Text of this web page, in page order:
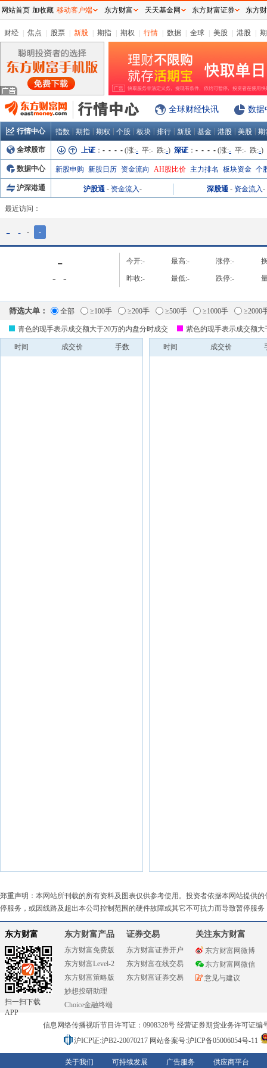
财经 焦点 股票 新股 期指 期权 行情 数据 全球 美股 港股
全球财经快讯 数据
行情中心 指数 期指 期权 个股 板块 排行 新股 基金 港股 美股 期
全球股市 上证 ： - - - - (涨:- 平:- 跌:-) 深证 ： - - - - (涨:- 平:- 跌:-)
数据中心 新股申购 新股日历 资金流向 AH股比价 主力排名 板块资金 个
沪深港通 沪股通 - 资金流入- 深股通 - 资金流入-
最近访问：
- - - -
-
- -
今开:- 最高:- 涨停:-
昨收:- 最低:- 跌停:-
筛选大单： 全部 ≥100手 ≥200手 ≥500手 ≥1000手 ≥2000
青色的现手表示成交额大于20万的内盘分时成交 紫色的现手表示成交额
时间 成交价 手数 时间 成交价
郑重声明：本网站所刊载的所有资料及图表仅供参考使用。投资者依据本网站提供
停服务，或因线路及超出本公司控制范围的硬件故障或其它不可抗力而导致暂停服
东方财富
扫一扫下载
APP
东方财富产品
东方财富免费版
东方财富Level-2
东方财富策略版
妙想投研助理
Choice金融终端
证券交易
东方财富证券开户
东方财富在线交易
东方财富证券交易
关注东方财富
东方财富网微博
东方财富网微信
意见与建议
信息网络传播视听节目许可证：0908328号 经营证券期货业务许可证编
沪ICP证:沪B2-20070217 网站备案号:沪ICP备05006054号-11
关于我们 可持续发展 广告服务 供应商平台
网站首页 加收藏 移动客户端 东方财富 天天基金网 东方财富证券 东方